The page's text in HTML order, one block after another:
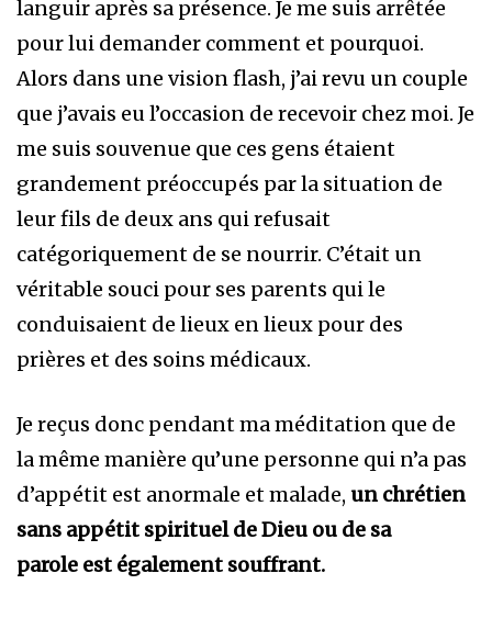
languir après sa présence. Je me suis arrêtée
pour lui demander comment et pourquoi.
Alors dans une vision flash, j’ai revu un couple
que j’avais eu l’occasion de recevoir chez moi. Je
me suis souvenue que ces gens étaient
grandement préoccupés par la situation de
leur fils de deux ans qui refusait
catégoriquement de se nourrir. C’était un
véritable souci pour ses parents qui le
conduisaient de lieux en lieux pour des
prières et des soins médicaux.
Je reçus donc pendant ma méditation que de
la même manière qu’une personne qui n’a pas
d’appétit est anormale et malade, un chrétien
sans appétit spirituel de Dieu ou de sa
parole est également souffrant.